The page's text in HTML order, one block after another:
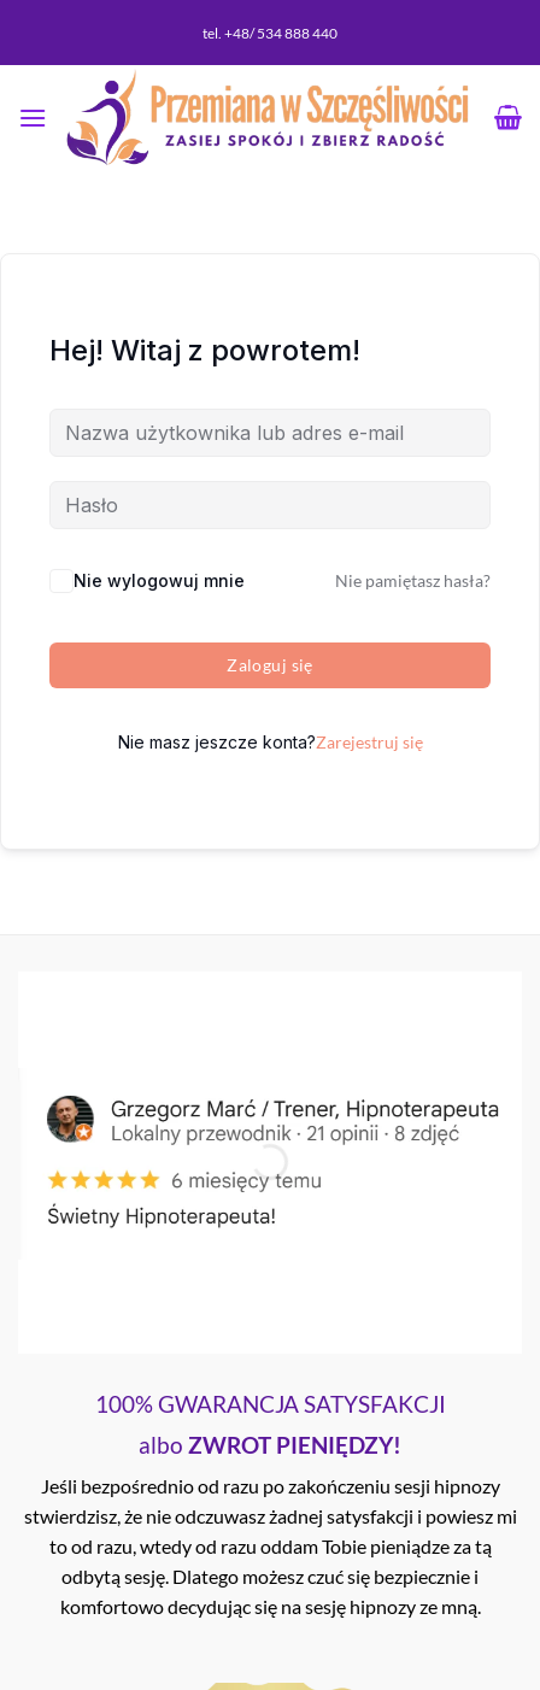
tel. +48/ 534 888 440
Hej! Witaj z powrotem!
Nie wylogowuj mnie Nie pamiętasz hasła?
Zaloguj się
Nie masz jeszcze konta?Zarejestruj się
100% GWARANCJA SATYSFAKCJI
albo ZWROT PIENIĘDZY!
Jeśli bezpośrednio od razu po zakończeniu sesji hipnozy
stwierdzisz, że nie odczuwasz żadnej satysfakcji i powiesz mi
to od razu, wtedy od razu oddam Tobie pieniądze za tą
odbytą sesję. Dlatego możesz czuć się bezpiecznie i
komfortowo decydując się na sesję hipnozy ze mną.